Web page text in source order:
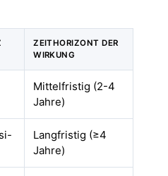
ZEITHORIZONT DER
WIRKUNG
Mittelfristig (2-4
Jahre)
Langfristig (≥4
Jahre)